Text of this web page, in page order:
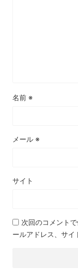
名前 ※
メール ※
サイト
次回のコメント
ールアドレス、サイ